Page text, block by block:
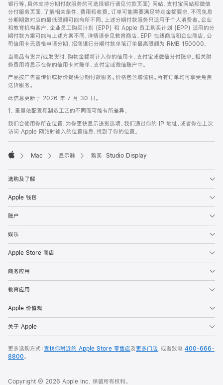
银行等，具体支持分期付款服务的可选择银行请见付款页面) 网站、支付宝网站和微信
分付服务页面，了解相关条件、费用和收费。订单可能需要满足特定金额要求，不同免息
分期期数对应的最低限额可能有所不同。上述分期付款服务只适用于个人消费者。企业
和教育机构客户、企业员工购买计划 (EPP) 和 Apple 员工购买计划 (EPP) 适用的分
期付款方案可能与上述方案不同，详情请参见教育商店、EPP 在线商店和企业商店。公
司信用卡无资格申请分期。招商银行分期付款单笔订单最高限额为 RMB 150000。
当商品有货并/或发货时，购物金额将计入你的信用卡、支付宝或微信分付账单。相关财
务费用将显示在你的信用卡对账单、支付宝或微信账户中。
产品按广告宣传价或标价提供分期付款服务。价格包含增值税。所有订单均可享受免费
送货服务。
此信息更新于 2026 年 7 月 30 日。
1. 重量依配置和制造工艺的不同而可能有所差异。
我们会使用你所在位置，为你更快显示送货选项。我们通过你的 IP 地址，或者你在上次
访问 Apple 网站时输入的位置信息，找到了你的位置。
Mac 显示器 购买 Studio Display
选购及了解
Apple 钱包
账户
娱乐
Apple Store 商店
商务应用
教育应用
Apple 价值观
关于 Apple
更多选购方式：查找你附近的 Apple Store 零售店及更多门店，或者致电 400-666-
8800。
Copyright © 2026 Apple Inc. 保留所有权利。